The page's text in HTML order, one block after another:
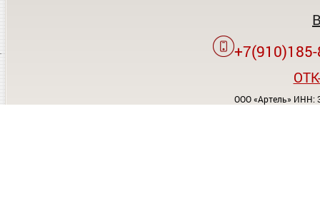
ООО «Артель» ИНН: